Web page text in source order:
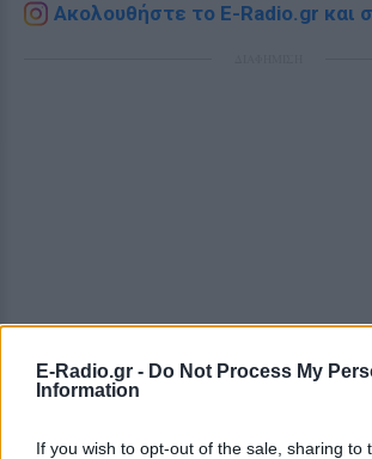
E-Radio.gr - Do Not Process My
Information
If you wish to opt-out of the sale, sharing to
Ακολουθήστε το E-Radio.gr και